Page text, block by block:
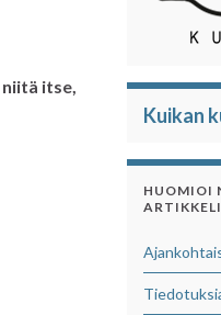
itse,
Kuikan
HUOMIOI